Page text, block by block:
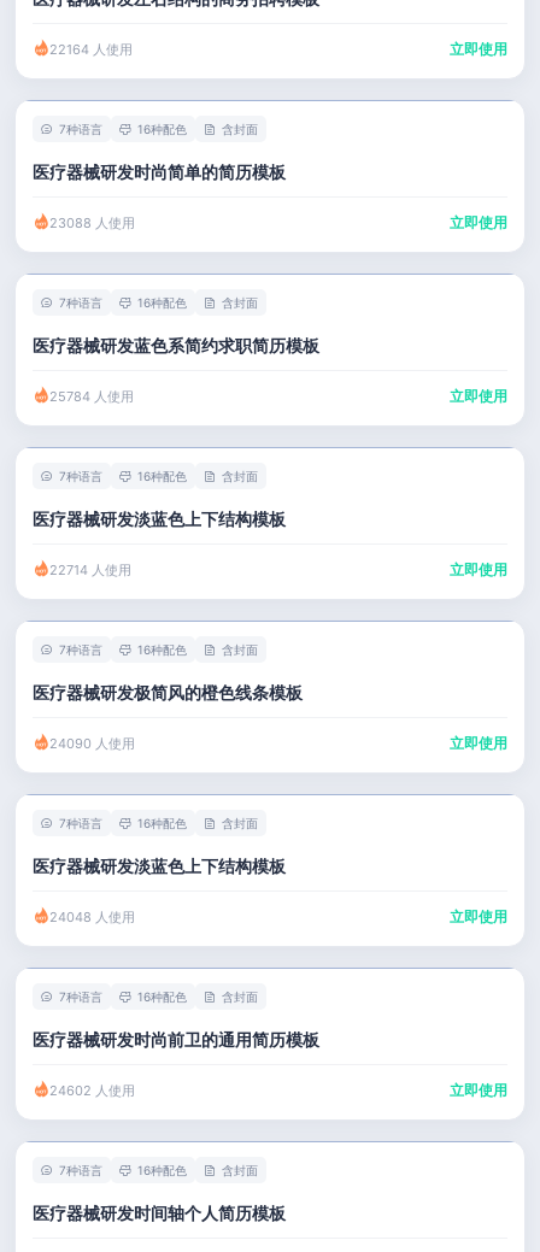
22164 人使用 立即使用
7种语言 16种配色 含封面
医疗器械研发时尚简单的简历模板
23088 人使用 立即使用
7种语言 16种配色 含封面
医疗器械研发蓝色系简约求职简历模板
25784 人使用 立即使用
7种语言 16种配色 含封面
医疗器械研发淡蓝色上下结构模板
22714 人使用 立即使用
7种语言 16种配色 含封面
医疗器械研发极简风的橙色线条模板
24090 人使用 立即使用
7种语言 16种配色 含封面
医疗器械研发淡蓝色上下结构模板
24048 人使用 立即使用
7种语言 16种配色 含封面
医疗器械研发时尚前卫的通用简历模板
24602 人使用 立即使用
7种语言 16种配色 含封面
医疗器械研发时间轴个人简历模板